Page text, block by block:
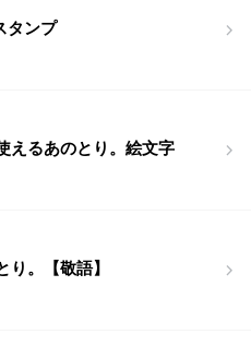
タンプ
えるあのとり。絵文字
り。【敬語】